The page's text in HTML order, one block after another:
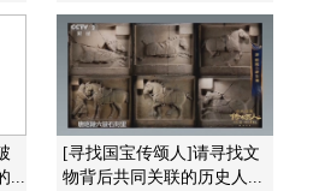
秘境追踪精选：野象恩仇
（上）
2010-05-08 08:30:08
秘境追踪精选：外来生物
入侵
...
[寻找国宝传颂人]请寻找文
物背后共同关联的历史人...